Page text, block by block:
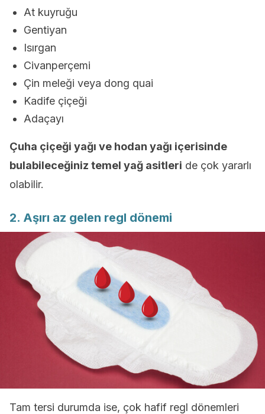
At kuyruğu
Gentiyan
Isırgan
Civanperçemi
Çin meleği veya dong quai
Kadife çiçeği
Adaçayı
Çuha çiçeği yağı ve hodan yağı içerisinde
bulabileceğiniz temel yağ asitleri de çok yararlı
olabilir.
2. Aşırı az gelen regl dönemi
Tam tersi durumda ise, çok hafif regl dönemleri